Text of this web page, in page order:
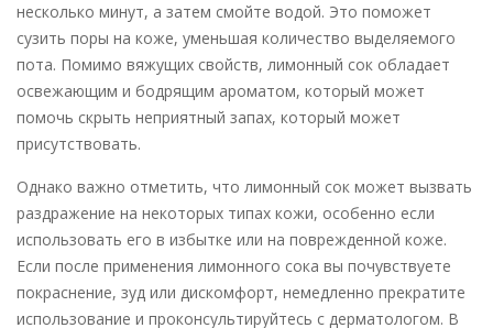
несколько минут, а затем смойте водой. Это поможет
сузить поры на коже, уменьшая количество выделяемого
пота. Помимо вяжущих свойств, лимонный сок обладает
освежающим и бодрящим ароматом, который может
помочь скрыть неприятный запах, который может
присутствовать.
Однако важно отметить, что лимонный сок может вызвать
раздражение на некоторых типах кожи, особенно если
использовать его в избытке или на поврежденной коже.
Если после применения лимонного сока вы почувствуете
покраснение, зуд или дискомфорт, немедленно прекратите
использование и проконсультируйтесь с дерматологом. В